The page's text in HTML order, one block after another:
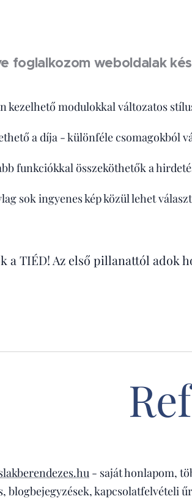
foglalkozom weboldalak
kezelhető modulokkal változatos
a díja - különféle csomagokból
funkciókkal összeköthetők a
sok ingyenes kép közül lehet
a TIÉD! Az első pillanattól adok
- saját honlapom,
blogbejegyzések, kapcsolatfelvételi